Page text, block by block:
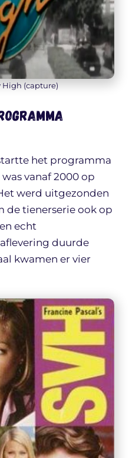
High (capture)
het programma
vanaf 2000 op
werd uitgezonden
de tienerserie ook op
echt
duurde
kwamen er vier